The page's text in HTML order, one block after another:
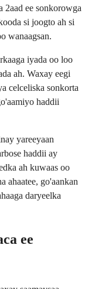
2aad ee sonkorowga
si joogto ah si
wanaagsan.
iyada oo loo
ah. Waxay eegi
celceliska sonkorta
haddii
yareeyaan
haddii ay
ah kuwaas oo
ahaatee, go'aankan
daryeelka
ee